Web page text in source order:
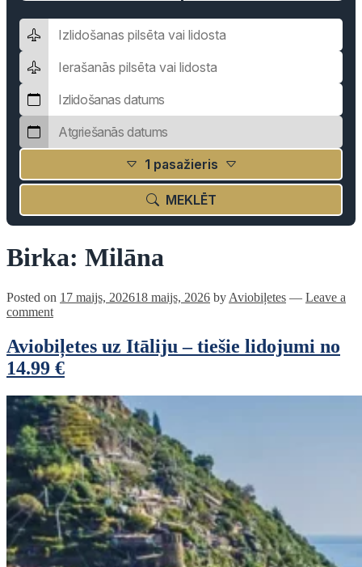
1 pasažieris
MEKLĒT
Birka: Milāna
Posted on 17 maijs, 202618 maijs, 2026 by Aviobiļetes — Leave a
comment
Aviobiļetes uz Itāliju – tiešie lidojumi no
14.99 €